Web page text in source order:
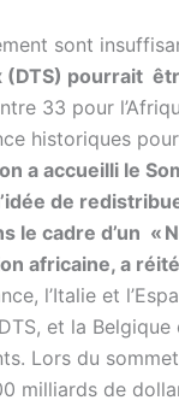
sont
pourrait
33 pour
historiques
a accueilli le
de
le cadre d’un «
africaine, a
l’Italie et
et la
Lors du
milliards de